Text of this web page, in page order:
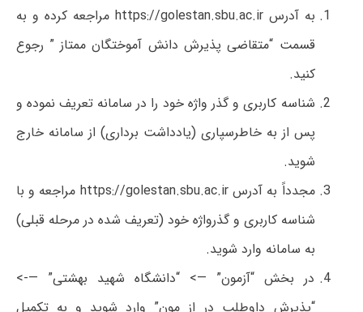
به آدرس https://golestan.sbu.ac.ir مراجعه کرده و به
قسمت “متقاضی پذیرش دانش آموختگان ممتاز ” رجوع
کنید.
شناسه کاربری و گذر واژه خود را در سامانه تعریف نموده و
پس از به خاطرسپاری (یادداشت برداری) از سامانه خارج
شوید.
مجدداً به آدرس https://golestan.sbu.ac.ir مراجعه و با
شناسه کاربری و گذرواژه خود (تعریف شده در مرحله قبلی)
به سامانه وارد شوید.
در بخش “آزمون” —> “دانشگاه شهید بهشتی” —->
“پذیرش داوطلب در از مون” وارد شوید و به تکمیل